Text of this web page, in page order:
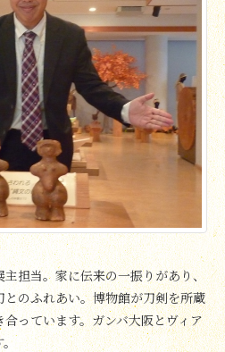
担当。家に伝来の一振りがあり、
のふれあい。博物館が刀剣を所蔵
っています。ガンバ大阪とヴィア
。